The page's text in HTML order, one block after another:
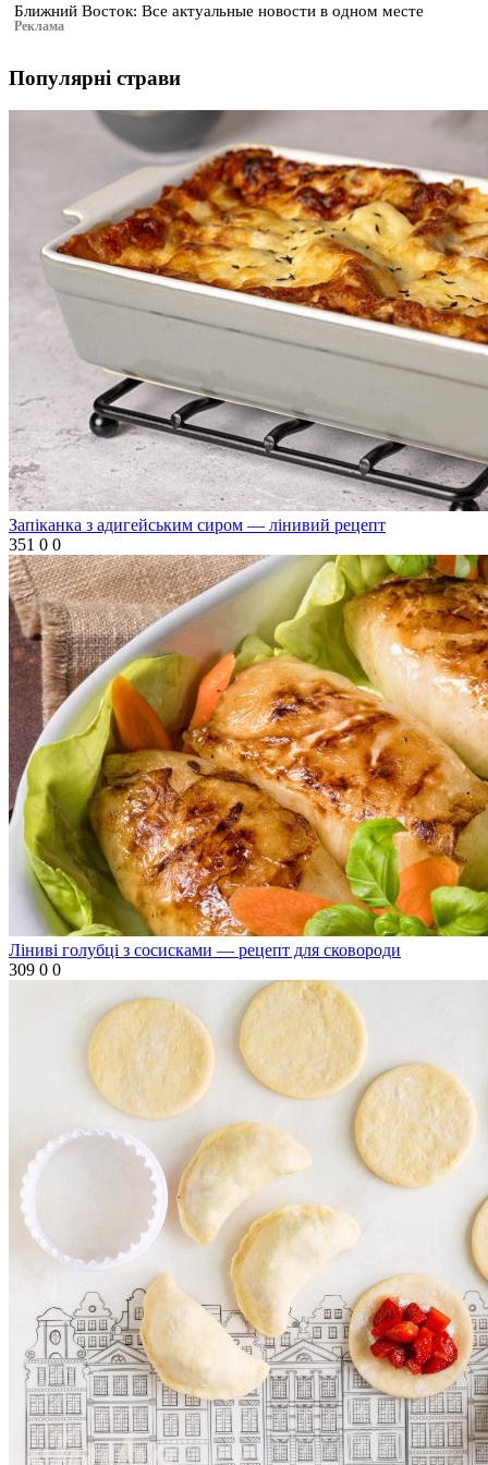
Ближний Восток: Все актуальные новости в одном месте
Реклама
Популярні страви
Запіканка з адигейським сиром — лінивий рецепт
351 0 0
Ліниві голубці з сосисками — рецепт для сковороди
309 0 0